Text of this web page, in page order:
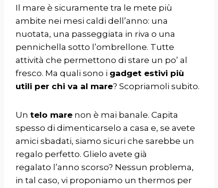
Il mare è sicuramente tra le mete più
ambite nei mesi caldi dell’anno: una
nuotata, una passeggiata in riva o una
pennichella sotto l’ombrellone. Tutte
attività che permettono di stare un po’ al
fresco. Ma quali sono i gadget estivi più
utili per chi va al mare? Scopriamoli subito.
Un telo mare non è mai banale. Capita
spesso di dimenticarselo a casa e, se avete
amici sbadati, siamo sicuri che sarebbe un
regalo perfetto. Glielo avete già
regalato l’anno scorso? Nessun problema,
in tal caso, vi proponiamo un thermos per